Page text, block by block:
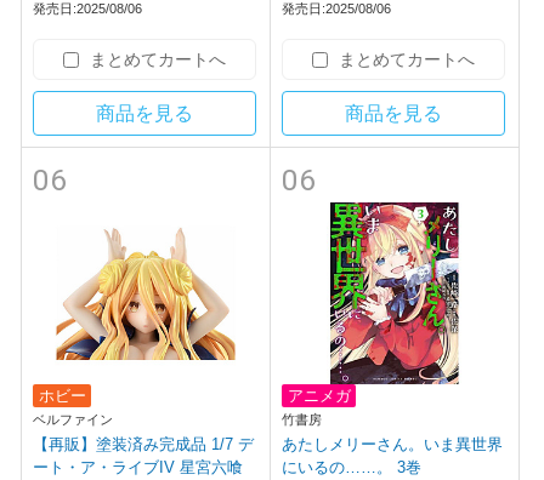
発売日:2025/08/06
まとめてカートへ
商品を見る
発売日:2025/08/06
まとめてカートへ
商品を見る
06
ホビー
ベルファイン
【再販】塗装済み完成品 1/7 デ
ート・ア・ライブIV 星宮六喰
06
アニメガ
竹書房
あたしメリーさん。いま異世界
にいるの……。 3巻